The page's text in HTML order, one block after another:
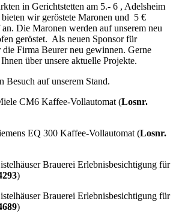
in Gerichtstetten am 5.- 6 , Adelsheim
wir geröstete Maronen und 5 €
Die Maronen werden auf unserem neu
geröstet. Als neuen Sponsor für
Firma Beurer neu gewinnen. Gerne
über unsere aktuelle Projekte.
Besuch auf unserem Stand.
CM6 Kaffee-Vollautomat (Losnr.
EQ 300 Kaffee-Vollautomat (Losnr.
Brauerei Erlebnisbesichtigung für
)
Brauerei Erlebnisbesichtigung für
)